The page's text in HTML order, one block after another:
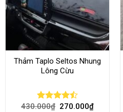
Thảm Taplo Seltos Nhung
Lông Cừu
Rated
430.000₫ 270.000₫